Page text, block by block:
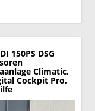
150PS DSG
Climatic,
Cockpit Pro,